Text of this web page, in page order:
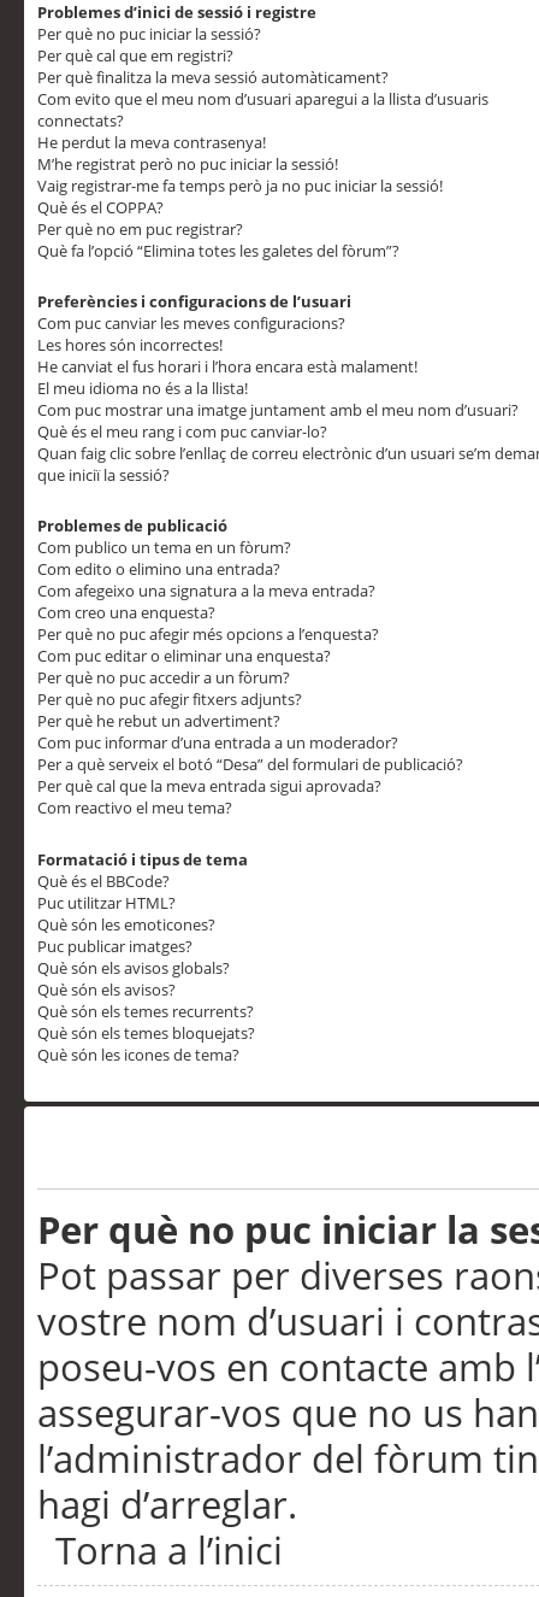
Problemes d’inici de sessió i registre
Per què no puc iniciar la sessió?
Per què cal que em registri?
Per què finalitza la meva sessió automàticament?
Com evito que el meu nom d’usuari aparegui a la llista d’usuaris
connectats?
He perdut la meva contrasenya!
M’he registrat però no puc iniciar la sessió!
Vaig registrar-me fa temps però ja no puc iniciar la sessió!
Què és el COPPA?
Per què no em puc registrar?
Què fa l’opció “Elimina totes les galetes del fòrum”?
Preferències i configuracions de l’usuari
Com puc canviar les meves configuracions?
Les hores són incorrectes!
He canviat el fus horari i l’hora encara està malament!
El meu idioma no és a la llista!
Com puc mostrar una imatge juntament amb el meu nom d’usuari?
Què és el meu rang i com puc canviar-lo?
Quan faig clic sobre l’enllaç de correu electrònic d’un usuari se’m
que iniciï la sessió?
Problemes de publicació
Com publico un tema en un fòrum?
Com edito o elimino una entrada?
Com afegeixo una signatura a la meva entrada?
Com creo una enquesta?
Per què no puc afegir més opcions a l’enquesta?
Com puc editar o eliminar una enquesta?
Per què no puc accedir a un fòrum?
Per què no puc afegir fitxers adjunts?
Per què he rebut un advertiment?
Com puc informar d’una entrada a un moderador?
Per a què serveix el botó “Desa” del formulari de publicació?
Per què cal que la meva entrada sigui aprovada?
Com reactivo el meu tema?
Formatació i tipus de tema
Què és el BBCode?
Puc utilitzar HTML?
Què són les emoticones?
Puc publicar imatges?
Què són els avisos globals?
Què són els avisos?
Què són els temes recurrents?
Què són els temes bloquejats?
Què són les icones de tema?
Per què no puc iniciar la
Pot passar per diverses
vostre nom d’usuari i
poseu-vos en contacte
assegurar-vos que no us
l’administrador del fòrum
hagi d’arreglar.
Torna a l’inici